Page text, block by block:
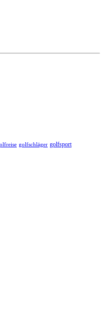
golfschläger golfsport